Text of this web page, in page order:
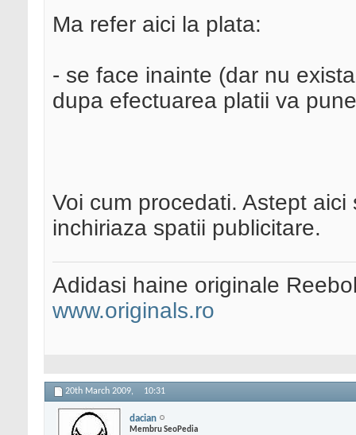
Ma refer aici la plata:
- se face inainte (dar nu
dupa efectuarea platii va
Voi cum procedati. Astept
inchiriaza spatii publicitare.
Adidasi haine originale
www.originals.ro
20th March 2009, 10:31
dacian
Membru SeoPedia